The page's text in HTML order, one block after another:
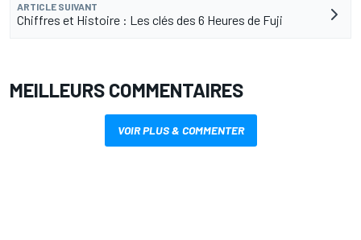
ARTICLE SUIVANT
Chiffres et Histoire : Les clés des 6 Heures de Fuji
MEILLEURS COMMENTAIRES
VOIR PLUS & COMMENTER